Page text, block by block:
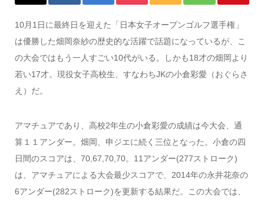
10月1日に最終日を迎えた「日本女子オープンゴルフ選手権」
は優勝した畑岡奈紗の歴史的な活躍で話題になっているが、こ
の大会ではもう一人すごい10代がいる。しかも18才の畑岡より
若い17才。現役女子高校生、すなわちJKの小倉彩愛（おぐらさ
え）だ。
アマチュアであり、高校2年生の小倉彩愛の成績は今大会、通
算１１アンダー。畑岡、申ジエに続く三位となった。小倉の四
日間のスコアは、70,67,70,70。11アンダー(277ストローク)
は、アマチュアによる大会最少スコアで、2014年の永井花奈の
6アンダー(282ストローク)を更新する結果だ。この大会では、